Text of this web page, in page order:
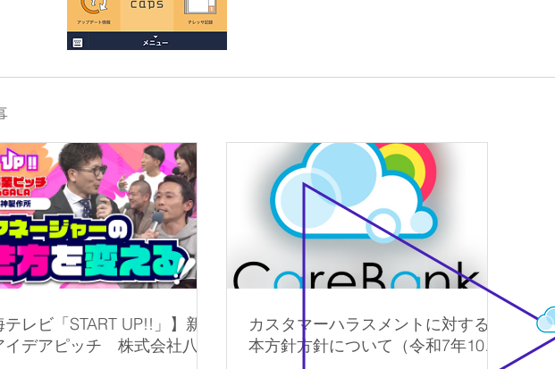
テレビ「START UP!!」】新規
イデアピッチ 株式会社八神
カスタマーハラスメントに対する基
本方針方針について（令和7年10月